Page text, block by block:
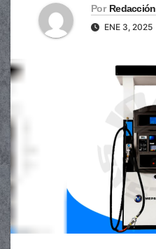
Por Redacción
ENE 3, 2025